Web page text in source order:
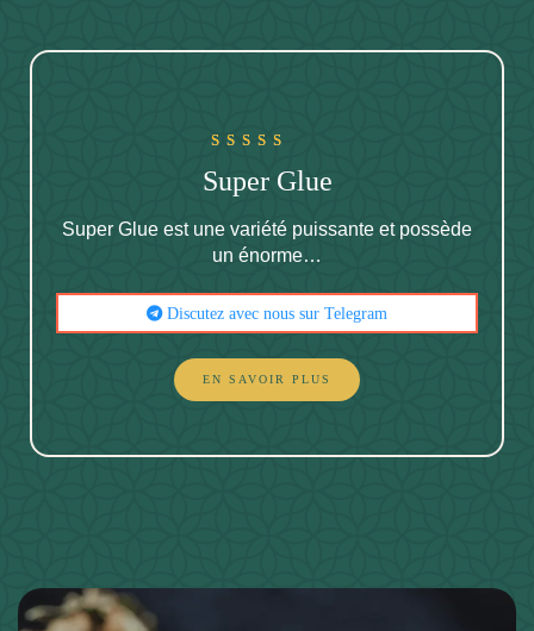
5.00
sur 5
Super Glue
Super Glue est une variété puissante et possède
un énorme…
Discutez avec nous sur Telegram
EN SAVOIR PLUS